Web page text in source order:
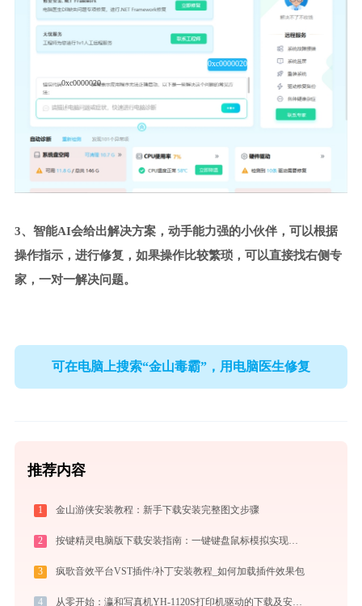
0xc0000020
0xc0000020
3、智能AI会给出解决方案，动手能力强的小伙伴，可以根据
操作指示，进行修复，如果操作比较繁琐，可以直接找右侧专
家，一对一解决问题。
可在电脑上搜索“金山毒霸”，用电脑医生修复
推荐内容
1 金山游侠安装教程：新手下载安装完整图文步骤
2 按键精灵电脑版下载安装指南：一键键盘鼠标模拟实现电脑自动办公与挂机
3 疯歌音效平台VST插件/补丁安装教程_如何加载插件效果包
4 从零开始：瀛和写真机YH-1120S打印机驱动的下载及安装流程